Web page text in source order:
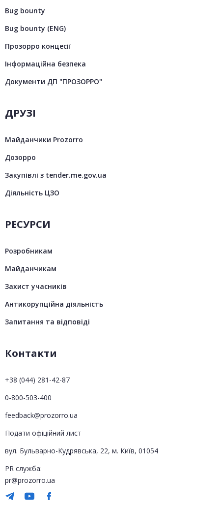
Bug bounty
Bug bounty (ENG)
Прозорро концесії
Інформаційна безпека
Документи ДП "ПРОЗОРРО"
ДРУЗІ
Майданчики Prozorro
Дозорро
Закупівлі з tender.me.gov.ua
Діяльність ЦЗО
РЕСУРСИ
Розробникам
Майданчикам
Захист учасників
Антикорупційна діяльність
Запитання та відповіді
Контакти
+38 (044) 281-42-87
0-800-503-400
feedback@prozorro.ua
Подати офіційний лист
вул. Бульварно-Кудрявська, 22, м. Київ, 01054
PR служба:
pr@prozorro.ua